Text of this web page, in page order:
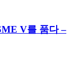
V를 품다 –